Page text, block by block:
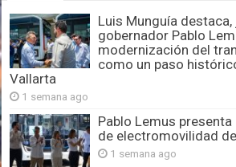
Luis Munguía
gobernador Pablo
modernización del
como un paso
Vallarta
1 semana ago
Pablo Lemus
de electromovilidad
1 semana ago